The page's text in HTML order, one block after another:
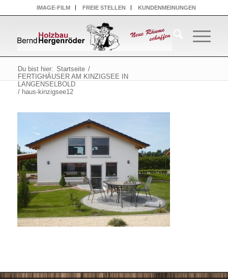
IMAGE-FILM FREIE STELLEN KUNDENMEINUNGEN
Du bist hier: Startseite /
FERTIGHÄUSER AM KINZIGSEE IN
LANGENSELBOLD
/ haus-kinzigsee12